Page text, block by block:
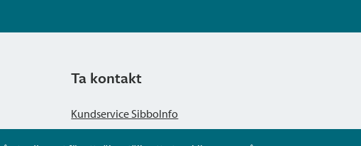
Ta kontakt
Kundservice SibboInfo